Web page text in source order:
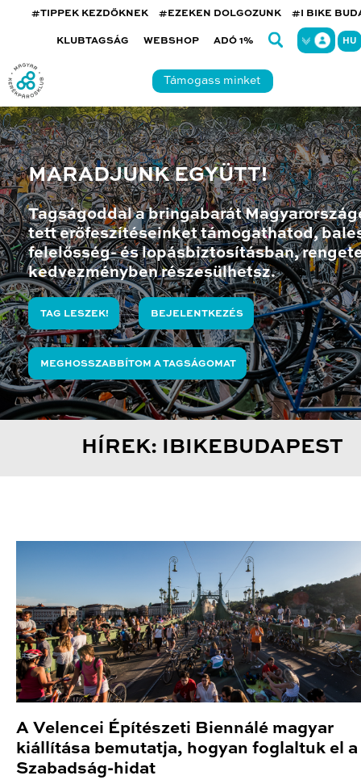
#TIPPEK KEZDŐKNEK #EZEKEN DOLGOZUNK #I BIKE
KLUBTAGSÁG WEBSHOP ADÓ 1% HU
Támogass minket
MARADJUNK EGYÜTT!
Tagságoddal a bringabarát
tett erőfeszítéseinket támogathatod,
felelősség- és lopásbiztosításban,
kedvezményben részesülhetsz.
TAG LESZEK! BEJELENTKEZÉS
MEGHOSSZABBÍTOM A TAGSÁGOMAT
HÍREK: IBIKEBUDAPEST
A Velencei Építészeti Biennálé magyar
kiállítása bemutatja, hogyan foglaltuk el a
Szabadság-hidat